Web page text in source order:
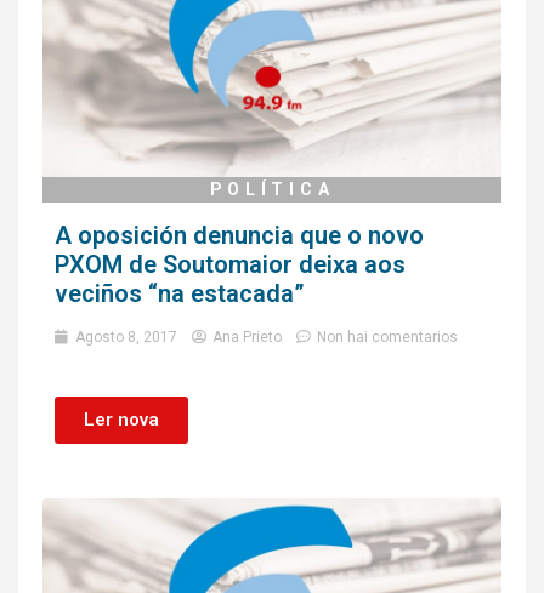
POLÍTICA
A oposición denuncia que o novo
PXOM de Soutomaior deixa aos
veciños “na estacada”
Agosto 8, 2017 Ana Prieto Non hai comentarios
Ler nova